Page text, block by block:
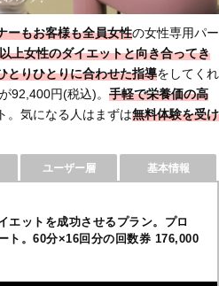
ーもお客様も全員女性の女性専用パー
上女性のダイエットと向き合ってき
とりひとりに合わせた指導をしてくれ
92,400円(税込)。 手軽で栄養価の高
。気になる人はまずは無料体験を受け
ユーザー層 基本情報
エットを成功させるプラン。プロ
ト。60分×16回分の回数券 176,000